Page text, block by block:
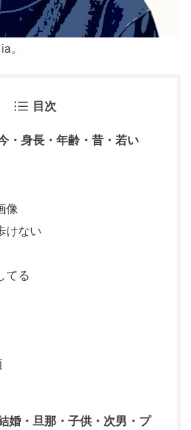
。
目次
・身長・年齢・昔・若い
像
けない
てる
婚・旦那・子供・次男・プ